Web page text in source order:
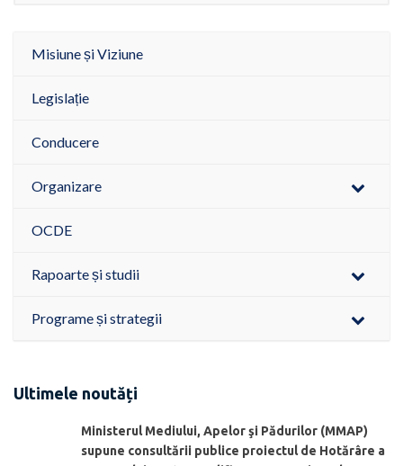
Misiune și Viziune
Legislație
Conducere
Organizare
OCDE
Rapoarte și studii
Programe și strategii
Ultimele noutăți
Ministerul Mediului, Apelor şi Pădurilor (MMAP)
supune consultării publice proiectul de Hotărâre a